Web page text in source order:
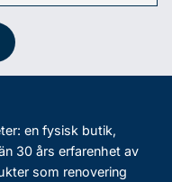
en fysisk butik,
30 års erfarenhet av
som renovering